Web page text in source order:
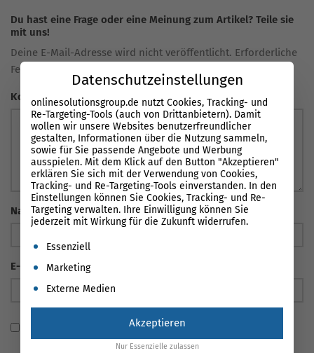
Du hast eine Frage oder eine Meinung zum Artikel? Teile sie
mit uns!
Deine E-Mail-Adresse wird nicht veröffentlicht. Erforderliche
Felder sind markiert *
Kommentar
Name *
E-Mail Adresse *
Datenschutzerklärung
zu, dass meine Angaben verarbeitet und gespeichert
Datenschutzeinstellungen
onlinesolutionsgroup.de nutzt Cookies, Tracking- und
Re-Targeting-Tools (auch von Drittanbietern). Damit
wollen wir unsere Websites benutzerfreundlicher
gestalten, Informationen über die Nutzung sammeln,
sowie für Sie passende Angebote und Werbung
ausspielen. Mit dem Klick auf den Button "Akzeptieren"
erklären Sie sich mit der Verwendung von Cookies,
Tracking- und Re-Targeting-Tools einverstanden. In den
Einstellungen können Sie Cookies, Tracking- und Re-
Targeting verwalten. Ihre Einwilligung können Sie
jederzeit mit Wirkung für die Zukunft widerrufen.
Es folgt eine Liste der Service-Gruppen, für die eine
Essenziell
Marketing
Externe Medien
Akzeptieren
Nur Essenzielle zulassen